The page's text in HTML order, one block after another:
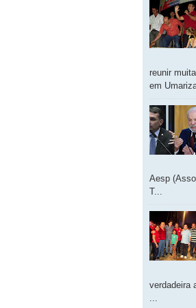
reunir
em
Aesp
T...
verdadeira